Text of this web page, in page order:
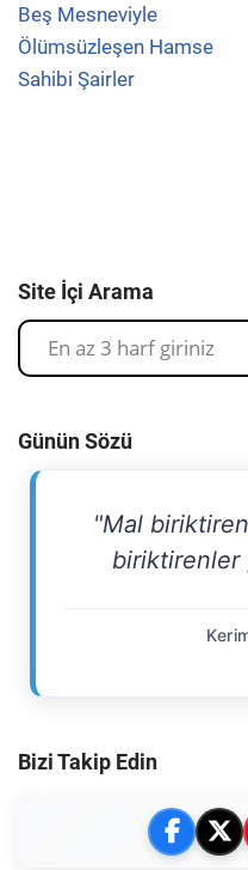
Beş Mesneviyle
Ölümsüzleşen Hamse
Sahibi Şairler
Site İçi Arama
Günün Sözü
"Mal
biriktirenler
Bizi Takip Edin